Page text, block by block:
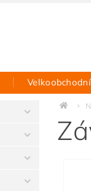
Hodnocení obchodu